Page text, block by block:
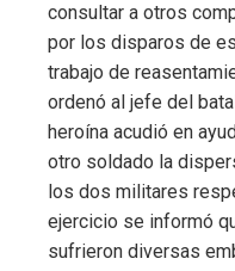
consultar a otros
por los disparos de
trabajo de
ordenó al jefe del
heroína acudió en
otro soldado la
los dos militares
ejercicio se informó
sufrieron diversas